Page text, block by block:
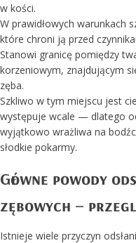
w kości.
W prawidłowych warunkach
które chroni ją przed
Stanowi granicę pomiędzy
korzeniowym, znajdującym
zęba.
Szkliwo w tym miejscu jest
występuje wcale — dlatego
wyjątkowo wrażliwa na
słodkie pokarmy.
Główne powody
zębowych –
Istnieje wiele przyczyn